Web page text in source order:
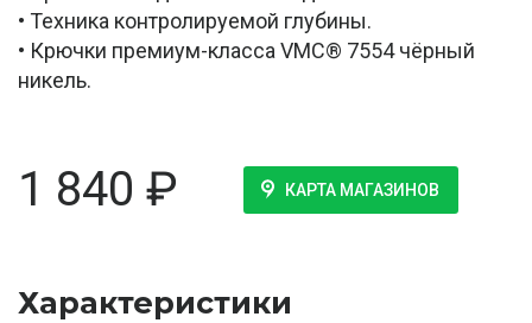
• Техника контролируемой глубины.
• Крючки премиум-класса VMC® 7554 чёрный
никель.
1 840 ₽ КАРТА МАГАЗИНОВ
Характеристики